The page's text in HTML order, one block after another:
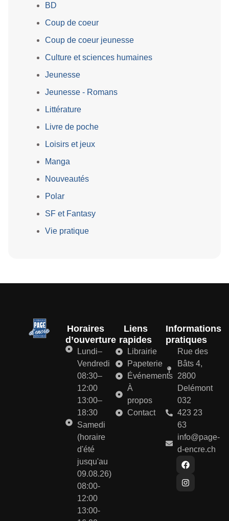
BD
Coup de coeur
Coup de coeur jeunesse
Culture et sciences humaines
Jeunesse
Jeunesse - Romans
Littérature
Livre de poche
Loisirs et jeux
Manga
Nouveautés
Polar
SF et Fantasy
Vie pratique
Horaires
d’ouverture
Lundi–
Vendredi
08:30–
12:00
13:00–
18:30
Samedi
(horaire
d'été
jusqu'au
09.08.26)
08:00-
12:00
13:00-
Liens
rapides
Librairie
Papeterie
Événements
À
propos
Contact
Informations
pratiques
Rue des
Bâts 4,
2800
Delémont
032
423 23
63
info@page-
d-encre.ch